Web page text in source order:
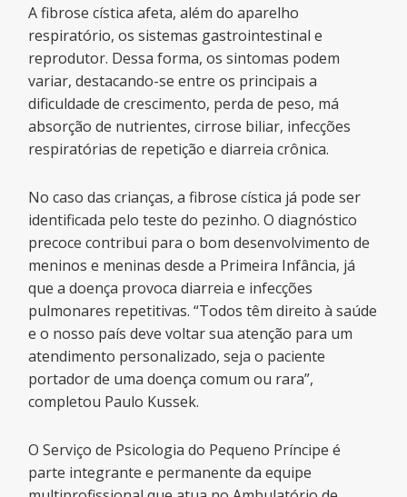
A fibrose cística afeta, além do aparelho
respiratório, os sistemas gastrointestinal e
reprodutor. Dessa forma, os sintomas podem
variar, destacando-se entre os principais a
dificuldade de crescimento, perda de peso, má
absorção de nutrientes, cirrose biliar, infecções
respiratórias de repetição e diarreia crônica.
No caso das crianças, a fibrose cística já pode ser
identificada pelo teste do pezinho. O diagnóstico
precoce contribui para o bom desenvolvimento de
meninos e meninas desde a Primeira Infância, já
que a doença provoca diarreia e infecções
pulmonares repetitivas. “Todos têm direito à saúde
e o nosso país deve voltar sua atenção para um
atendimento personalizado, seja o paciente
portador de uma doença comum ou rara”,
completou Paulo Kussek.
O Serviço de Psicologia do Pequeno Príncipe é
parte integrante e permanente da equipe